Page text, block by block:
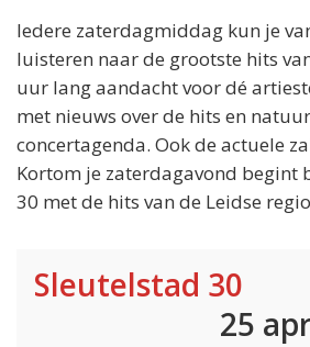
Iedere zaterdagmiddag kun je
luisteren naar de grootste hits
uur lang aandacht voor dé
met nieuws over de hits en
concertagenda. Ook de actuele
Kortom je zaterdagavond begint
30 met de hits van de Leidse
Sleutelstad 30
25